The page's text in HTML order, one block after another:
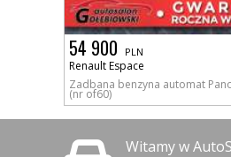
54 900 PLN
Renault Espace
Zadbana benzyna automat
(nr of60)
Witamy w